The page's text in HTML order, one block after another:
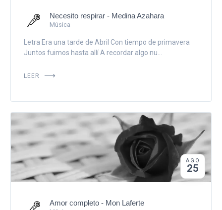
Necesito respirar - Medina Azahara
Música
Letra Era una tarde de Abril Con tiempo de primavera
Juntos fuimos hasta allí A recordar algo nu...
LEER
AGO
25
Amor completo - Mon Laferte